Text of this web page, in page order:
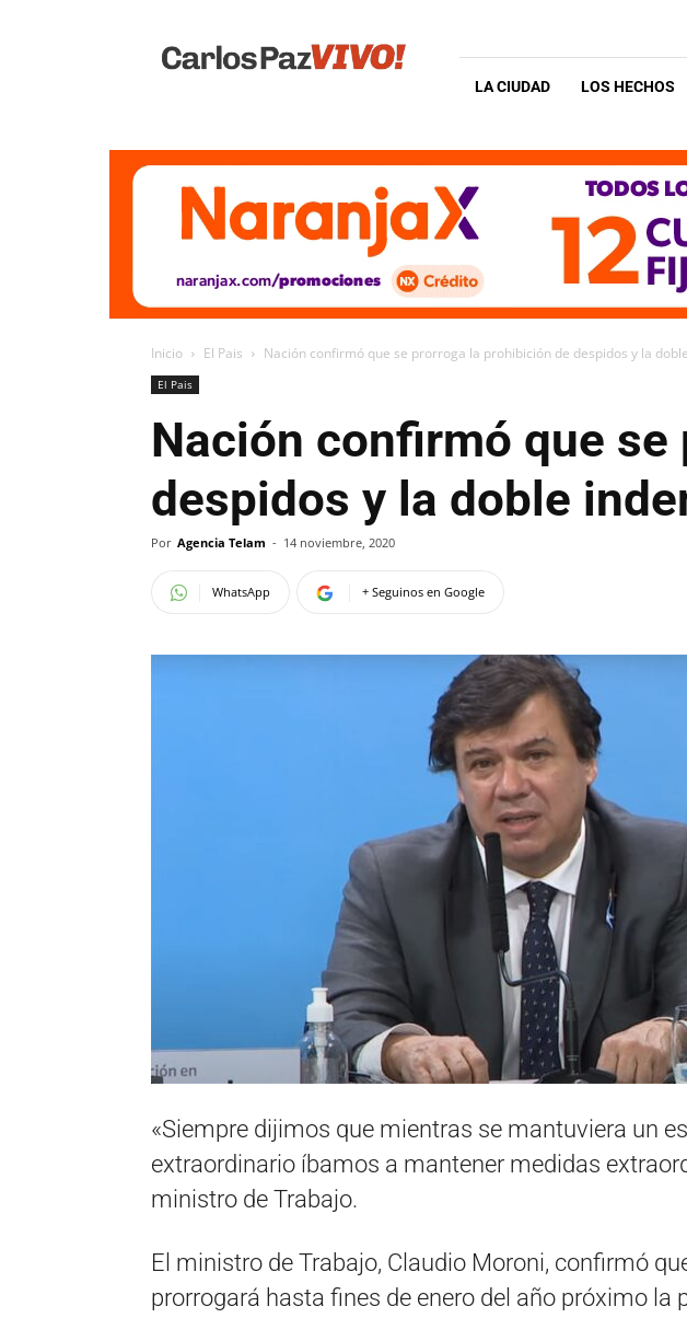
Vivo
LA CIUDAD LOS HECHOS
Inicio El Pais Nación confirmó que se prorroga la prohibición de despidos y la
El Pais
Nación confirmó que
despidos y la doble
Por Agencia Telam - 14 noviembre, 2020
WhatsApp + Seguinos en Google
«Siempre dijimos que mientras se mantuviera un
extraordinario íbamos a mantener medidas
ministro de Trabajo.
El ministro de Trabajo, Claudio Moroni, confirmó
prorrogará hasta fines de enero del año próximo la